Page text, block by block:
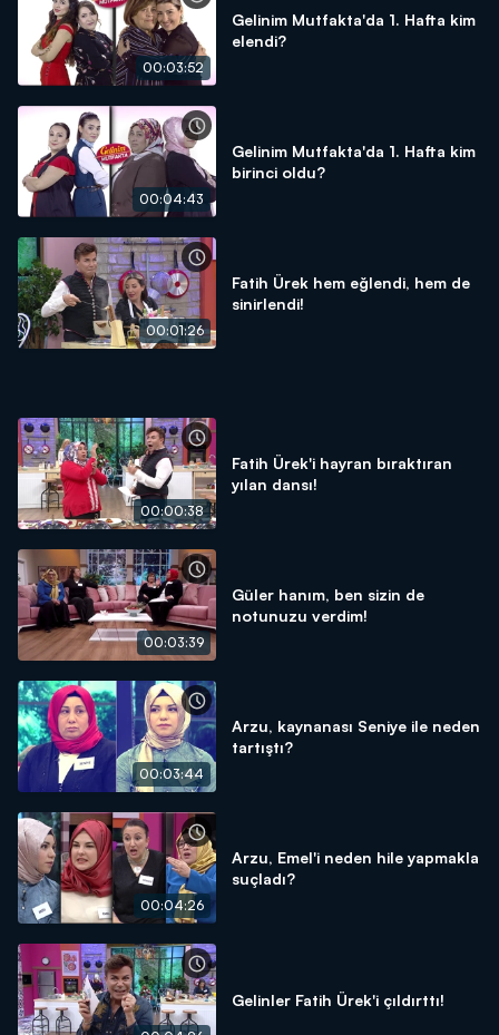
00:03:52
Gelinim Mutfakta'da 1. Hafta kim
elendi?
00:04:43
Gelinim Mutfakta'da 1. Hafta kim
birinci oldu?
00:01:26
Fatih Ürek hem eğlendi, hem de
sinirlendi!
00:00:38
Fatih Ürek'i hayran bıraktıran
yılan dansı!
00:03:39
Güler hanım, ben sizin de
notunuzu verdim!
00:03:44
Arzu, kaynanası Seniye ile neden
tartıştı?
00:04:26
Arzu, Emel'i neden hile yapmakla
suçladı?
Gelinler Fatih Ürek'i çıldırttı!